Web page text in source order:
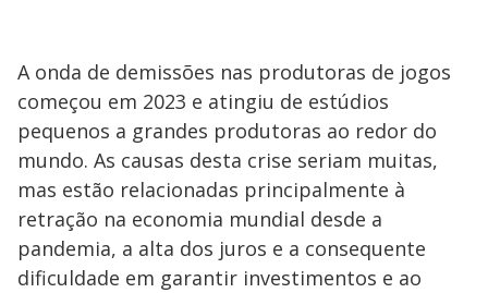
A onda de demissões nas produtoras de jogos
começou em 2023 e atingiu de estúdios
pequenos a grandes produtoras ao redor do
mundo. As causas desta crise seriam muitas,
mas estão relacionadas principalmente à
retração na economia mundial desde a
pandemia, a alta dos juros e a consequente
dificuldade em garantir investimentos e ao